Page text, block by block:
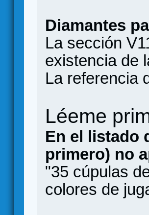
Diamantes
La sección
existencia de
La referencia
Léeme
En el listado
primero) no
"35 cúpulas
colores de